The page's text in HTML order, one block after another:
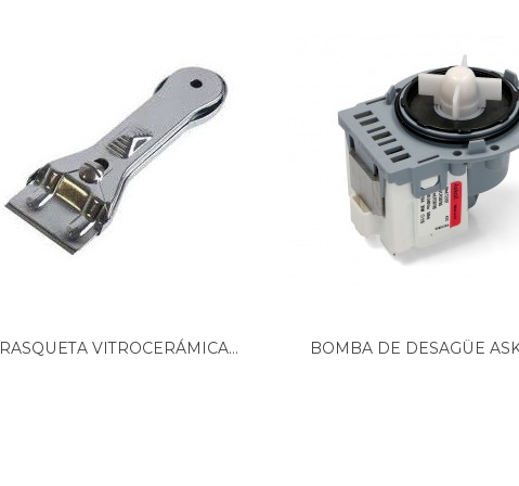
RASQUETA VITROCERÁMICA... BOMBA DE DESAGÜE